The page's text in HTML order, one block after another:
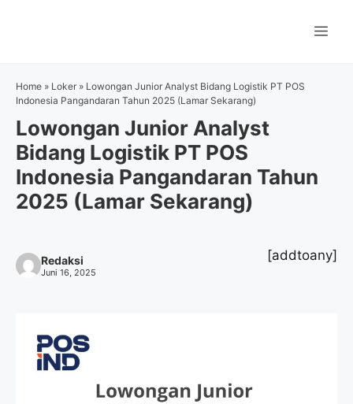
Home » Loker » Lowongan Junior Analyst Bidang Logistik PT POS
Indonesia Pangandaran Tahun 2025 (Lamar Sekarang)
Lowongan Junior Analyst
Bidang Logistik PT POS
Indonesia Pangandaran Tahun
2025 (Lamar Sekarang)
Redaksi
Juni 16, 2025
[addtoany]